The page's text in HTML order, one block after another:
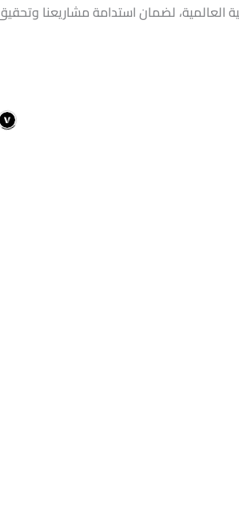
العالمية، لضمان استدامة مشاريعنا